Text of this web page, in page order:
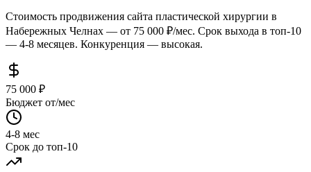
Стоимость продвижения сайта пластической хирургии в
Набережных Челнах — от 75 000 ₽/мес. Срок выхода в топ-10
— 4-8 месяцев. Конкуренция — высокая.
75 000 ₽
Бюджет от/мес
4-8 мес
Срок до топ-10